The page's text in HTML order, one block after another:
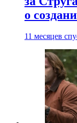
о
11 месяцев